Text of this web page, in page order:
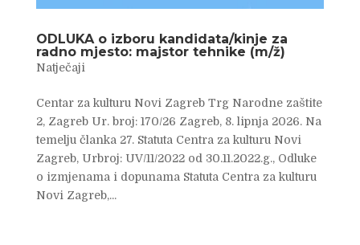
ODLUKA o izboru kandidata/kinje za
radno mjesto: majstor tehnike (m/ž)
Natječaji
Centar za kulturu Novi Zagreb Trg Narodne zaštite
2, Zagreb Ur. broj: 170/26 Zagreb, 8. lipnja 2026. Na
temelju članka 27. Statuta Centra za kulturu Novi
Zagreb, Urbroj: UV/11/2022 od 30.11.2022.g., Odluke
o izmjenama i dopunama Statuta Centra za kulturu
Novi Zagreb,...